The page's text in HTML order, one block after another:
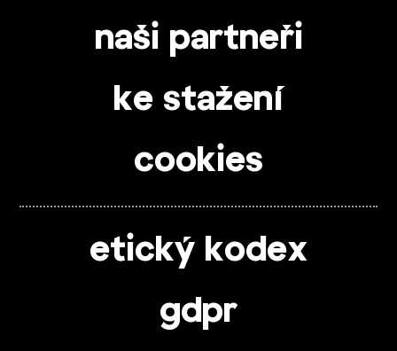
naši partneři
ke stažení
cookies
etický kodex
gdpr